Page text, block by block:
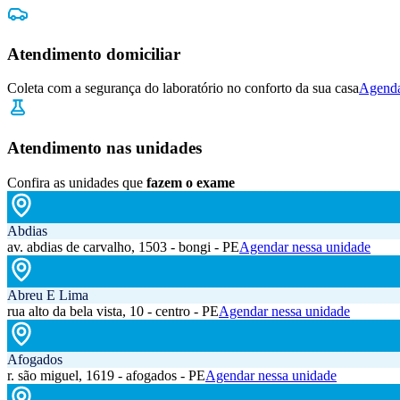
Atendimento domiciliar
Coleta com a segurança do laboratório no conforto da sua casa
Atendimento nas unidades
Confira as unidades que fazem o exame
Abdias
av. abdias de carvalho, 1503 - bongi - PEAgendar nessa unidade
Abreu E Lima
rua alto da bela vista, 10 - centro - PEAgendar nessa unidade
Afogados
r. são miguel, 1619 - afogados - PEAgendar nessa unidade